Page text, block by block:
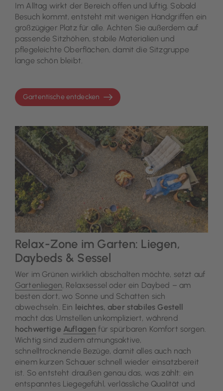
Im Alltag wirkt der Bereich offen und luftig. Sobald
Besuch kommt, entsteht mit wenigen Handgriffen ein
großzügiger Platz für alle. Achten Sie außerdem auf
passende Sitzhöhen, stabile Materialien und
pflegeleichte Oberflächen, damit die Sitzgruppe
lange schön bleibt.
Gartentische entdecken
Relax-Zone im Garten: Liegen,
Daybeds & Sessel
Wer im Grünen wirklich abschalten möchte, setzt auf
Gartenliegen, Relaxsessel oder ein Daybed – am
besten dort, wo Sonne und Schatten sich
abwechseln. Ein leichtes, aber stabiles Gestell
macht das Umstellen unkompliziert, während
hochwertige Auflagen für spürbaren Komfort sorgen.
Wichtig sind zudem atmungsaktive,
schnelltrocknende Bezüge, damit alles auch nach
einem kurzen Schauer schnell wieder einsatzbereit
ist. So entsteht draußen genau das, was zählt: ein
entspanntes Liegegefühl, verlässliche Qualität und